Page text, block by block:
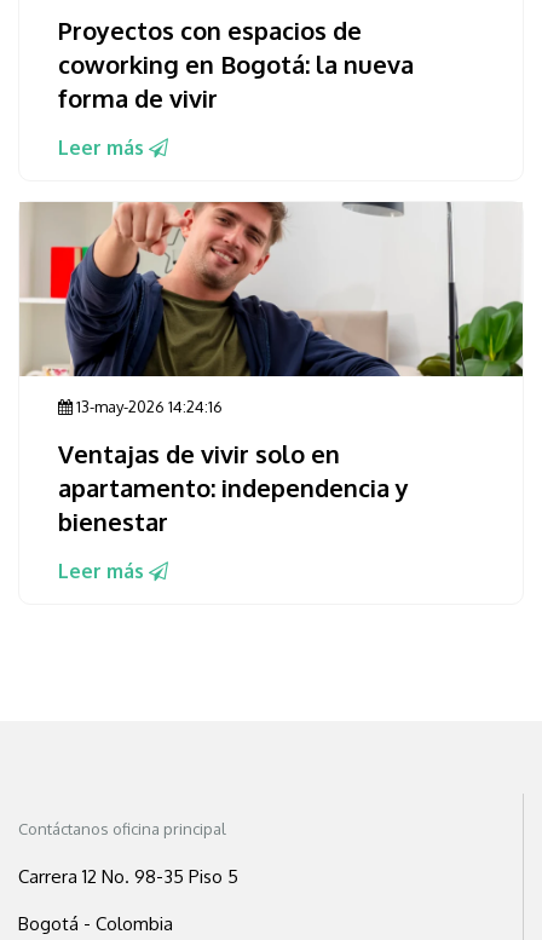
Proyectos con espacios de
coworking en Bogotá: la nueva
forma de vivir
Leer más
13-may-2026 14:24:16
Ventajas de vivir solo en
apartamento: independencia y
bienestar
Leer más
Contáctanos oficina principal
Carrera 12 No. 98-35 Piso 5
Bogotá - Colombia